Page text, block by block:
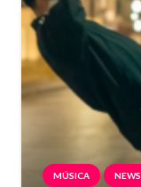
MÚSICA NEWS